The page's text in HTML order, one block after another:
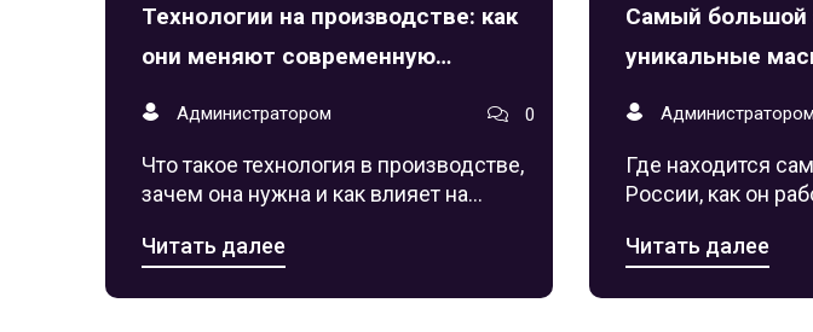
Технологии на производстве: как
они меняют современную
промышленность
Администратором 0
Что такое технология в производстве,
зачем она нужна и как влияет на
Простыми словами, но с примерами,
Читать далее
Самый большой
уникальные
рекорды
Администратором
Где находится
России, как он
Факты, история и
Читать далее